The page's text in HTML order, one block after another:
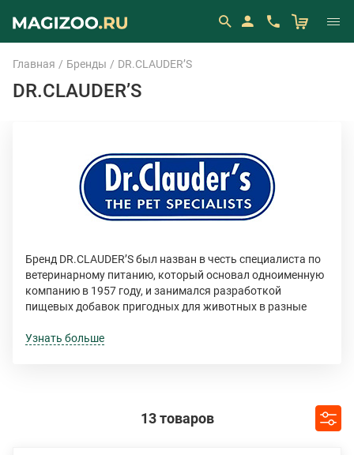
Главная Бренды DR.CLAUDER’S
DR.CLAUDER’S
Бренд DR.CLAUDER’S был назван в честь специалиста по
ветеринарному питанию, который основал одноименную
компанию в 1957 году, и занимался разработкой
пищевых добавок пригодных для животных в разные
удивлены ассортименту продукции и натуральным
Узнать больше
13 товаров